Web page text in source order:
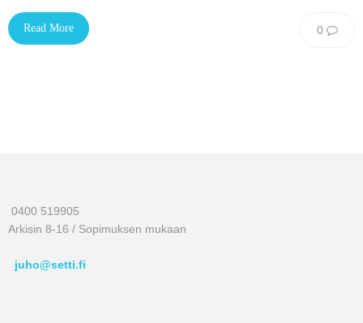
0
Read More
0400 519905
Arkisin 8-16 / Sopimuksen mukaan
juho@setti.fi